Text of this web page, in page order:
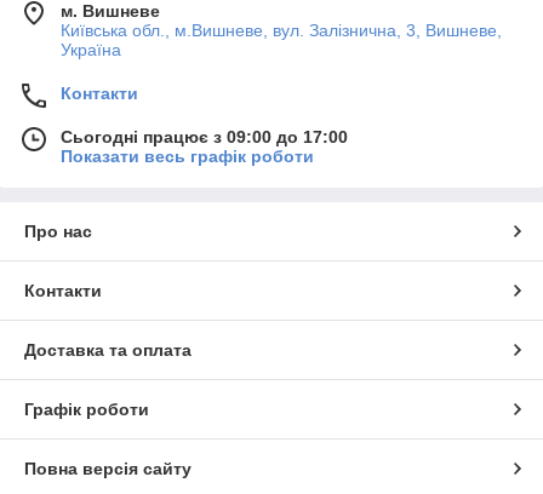
м. Вишневе
Київська обл., м.Вишневе, вул. Залізнична, 3, Вишневе,
Україна
Контакти
Сьогодні працює з 09:00 до 17:00
Показати весь графік роботи
Про нас
Контакти
Доставка та оплата
Графік роботи
Повна версія сайту